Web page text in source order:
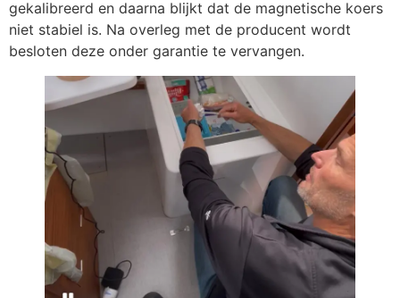
gekalibreerd en daarna blijkt dat de magnetische koers
niet stabiel is. Na overleg met de producent wordt
besloten deze onder garantie te vervangen.